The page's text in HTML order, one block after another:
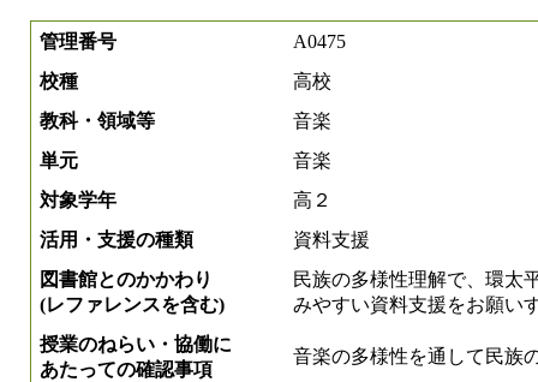
管理番号
A0475
校種
高校
教科・領域等
音楽
単元
音楽
対象学年
高２
活用・支援の種類
資料支援
図書館とのかかわり
(レファレンスを含む)
民族の多様性理解で、環太
みやすい資料支援をお願い
授業のねらい・協働に
あたっての確認事項
音楽の多様性を通して民族